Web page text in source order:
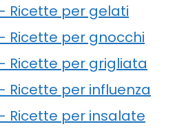
Ricette per gelati
Ricette per gnocchi
Ricette per grigliata
Ricette per influenza
Ricette per insalate